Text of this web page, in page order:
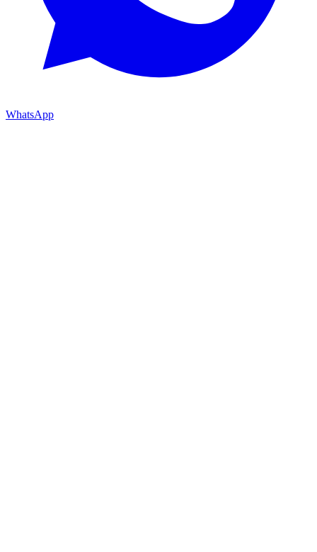
WhatsApp